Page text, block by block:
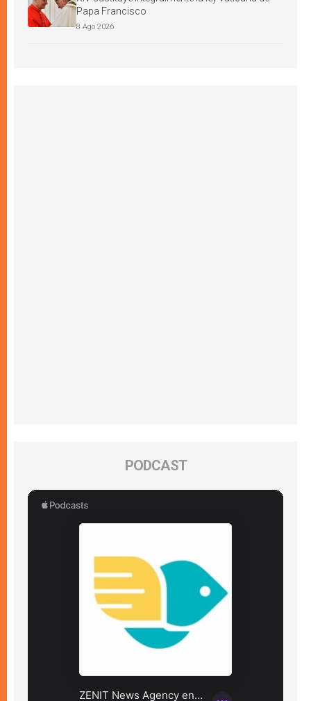
Papa Francisco
8 Ago 2026
PODCAST